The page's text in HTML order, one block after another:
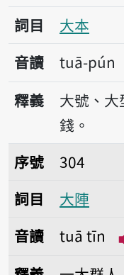
詞目
大本
音讀
tuā-pún
釋義 大號、大
錢。
序號304大陣
序號
304
詞目
大陣
音讀
tuā tīn